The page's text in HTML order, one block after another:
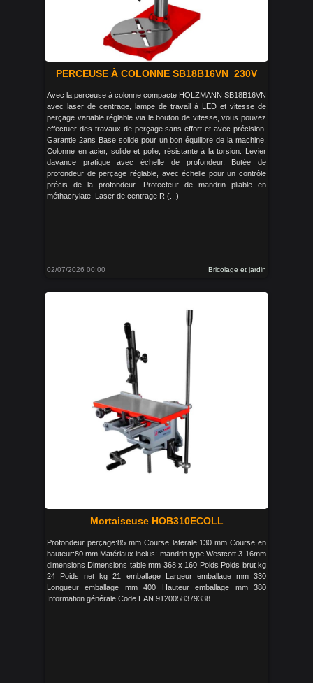
PERCEUSE À COLONNE SB18B16VN_230V
Avec la perceuse à colonne compacte HOLZMANN SB18B16VN
avec laser de centrage, lampe de travail à LED et vitesse de
perçage variable réglable via le bouton de vitesse, vous pouvez
effectuer des travaux de perçage sans effort et avec précision.
Garantie 2ans Base solide pour un bon équilibre de la machine.
Colonne en acier, solide et polie, résistante à la torsion. Levier
davance pratique avec échelle de profondeur. Butée de
profondeur de perçage réglable, avec échelle pour un contrôle
précis de la profondeur. Protecteur de mandrin pliable en
méthacrylate. Laser de centrage R (...)
02/07/2026 00:00 Bricolage et jardin
Mortaiseuse HOB310ECOLL
Profondeur perçage:85 mm Course laterale:130 mm Course en
hauteur:80 mm Matériaux inclus: mandrin type Westcott 3-16mm
dimensions Dimensions table mm 368 x 160 Poids Poids brut kg
24 Poids net kg 21 emballage Largeur emballage mm 330
Longueur emballage mm 400 Hauteur emballage mm 380
Information générale Code EAN 9120058379338